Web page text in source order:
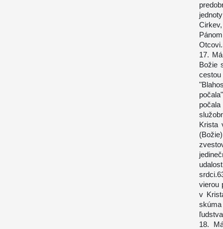
17.
Božie
Krista
vierou
v
18.